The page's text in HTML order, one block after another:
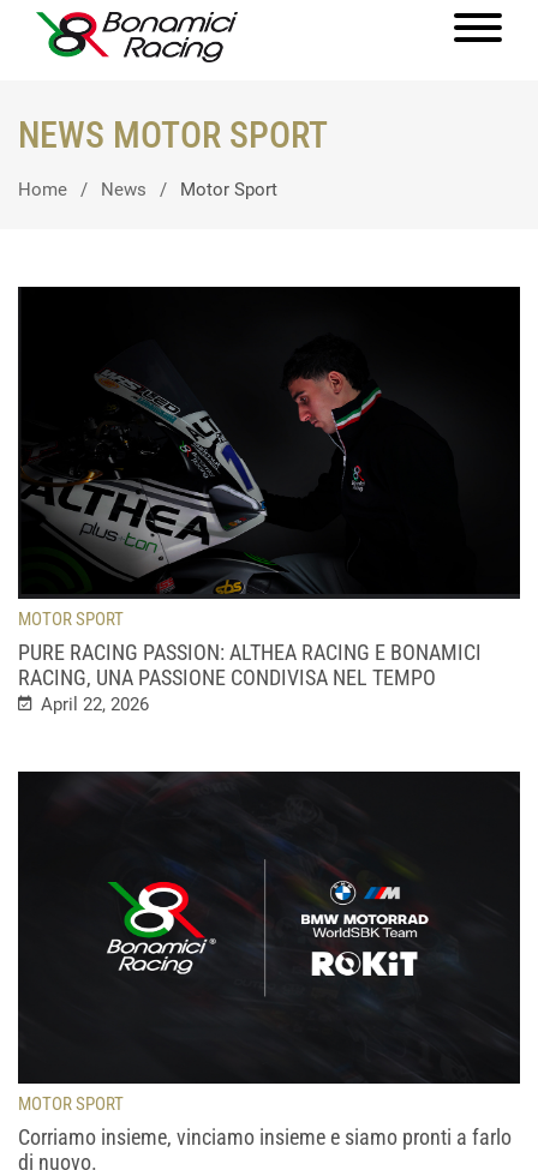
NEWS MOTOR SPORT
Home News Motor Sport
MOTOR SPORT
PURE RACING PASSION: ALTHEA RACING E BONAMICI
RACING, UNA PASSIONE CONDIVISA NEL TEMPO
April 22, 2026
MOTOR SPORT
Corriamo insieme, vinciamo insieme e siamo pronti a farlo
di nuovo.